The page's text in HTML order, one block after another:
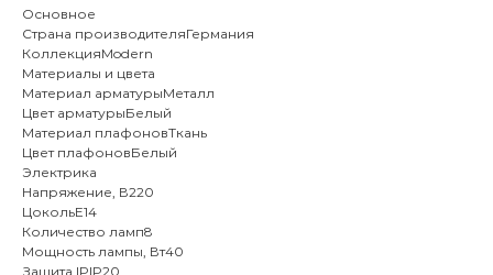
Основное
Страна производителяГермания
КоллекцияModern
Материалы и цвета
Материал арматурыМеталл
Цвет арматурыБелый
Материал плафоновТкань
Цвет плафоновБелый
Электрика
Напряжение, В220
ЦокольE14
Количество ламп8
Мощность лампы, Вт40
Защита IPIP20